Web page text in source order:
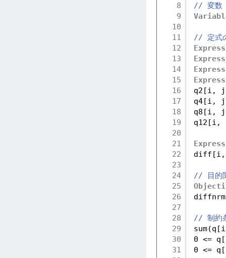
8
9
10
11
12
13
14
15
16
17
18
19
20
21
22
23
24
25
26
27
28
29
30
31
// 変数
// 定式
q2[i,
q4[i,
q8[i,
q12[i,
diff[i,
// 目的
// 制約
0 <=
0 <=